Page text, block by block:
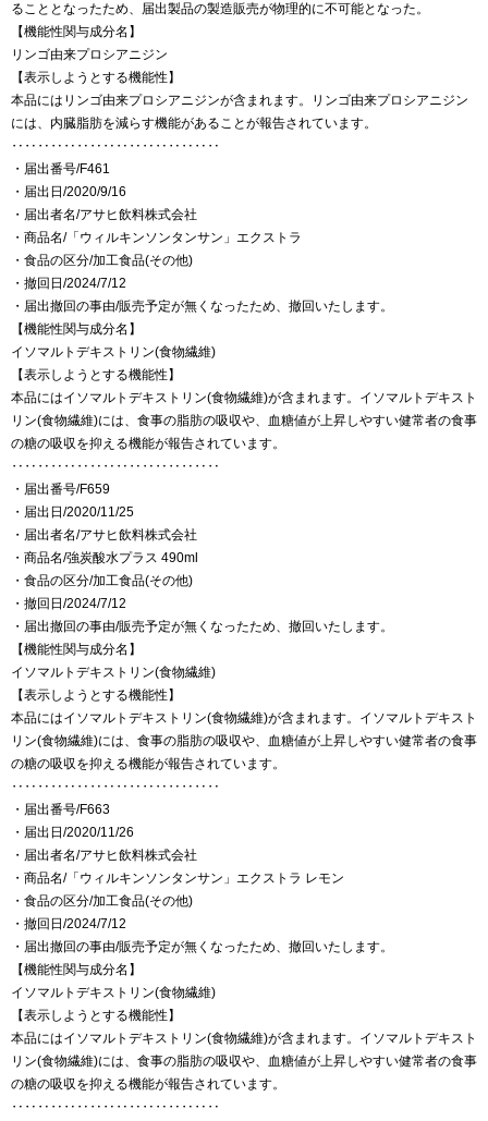
ることとなったため、届出製品の製造販売が物理的に不可能となった。
【機能性関与成分名】
リンゴ由来プロシアニジン
【表示しようとする機能性】
本品にはリンゴ由来プロシアニジンが含まれます。リンゴ由来プロシアニジン
には、内臓脂肪を減らす機能があることが報告されています。
‥‥‥‥‥‥‥‥‥‥‥‥‥‥‥‥
・届出番号/F461
・届出日/2020/9/16
・届出者名/アサヒ飲料株式会社
・商品名/「ウィルキンソンタンサン」エクストラ
・食品の区分/加工食品(その他)
・撤回日/2024/7/12
・届出撤回の事由/販売予定が無くなったため、撤回いたします。
【機能性関与成分名】
イソマルトデキストリン(食物繊維)
【表示しようとする機能性】
本品にはイソマルトデキストリン(食物繊維)が含まれます。イソマルトデキスト
リン(食物繊維)には、食事の脂肪の吸収や、血糖値が上昇しやすい健常者の食事
の糖の吸収を抑える機能が報告されています。
‥‥‥‥‥‥‥‥‥‥‥‥‥‥‥‥
・届出番号/F659
・届出日/2020/11/25
・届出者名/アサヒ飲料株式会社
・商品名/強炭酸水プラス 490ml
・食品の区分/加工食品(その他)
・撤回日/2024/7/12
・届出撤回の事由/販売予定が無くなったため、撤回いたします。
【機能性関与成分名】
イソマルトデキストリン(食物繊維)
【表示しようとする機能性】
本品にはイソマルトデキストリン(食物繊維)が含まれます。イソマルトデキスト
リン(食物繊維)には、食事の脂肪の吸収や、血糖値が上昇しやすい健常者の食事
の糖の吸収を抑える機能が報告されています。
‥‥‥‥‥‥‥‥‥‥‥‥‥‥‥‥
・届出番号/F663
・届出日/2020/11/26
・届出者名/アサヒ飲料株式会社
・商品名/「ウィルキンソンタンサン」エクストラ レモン
・食品の区分/加工食品(その他)
・撤回日/2024/7/12
・届出撤回の事由/販売予定が無くなったため、撤回いたします。
【機能性関与成分名】
イソマルトデキストリン(食物繊維)
【表示しようとする機能性】
本品にはイソマルトデキストリン(食物繊維)が含まれます。イソマルトデキスト
リン(食物繊維)には、食事の脂肪の吸収や、血糖値が上昇しやすい健常者の食事
の糖の吸収を抑える機能が報告されています。
‥‥‥‥‥‥‥‥‥‥‥‥‥‥‥‥